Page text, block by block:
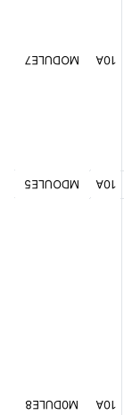
MODULE7 10A
MDOULE5 10A
M0DULE8 10A